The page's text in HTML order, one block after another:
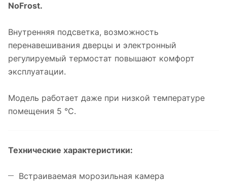
NoFrost.
Внутренняя подсветка, возможность
перенавешивания дверцы и электронный
регулируемый термостат повышают комфорт
эксплуатации.
Модель работает даже при низкой температуре
помещения 5 °С.
Технические характеристики:
Встраиваемая морозильная камера